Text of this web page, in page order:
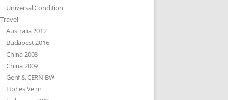
Universal Condition
Travel
Australia 2012
Budapest 2016
China 2008
China 2009
Genf & CERN BW
Hohes Venn